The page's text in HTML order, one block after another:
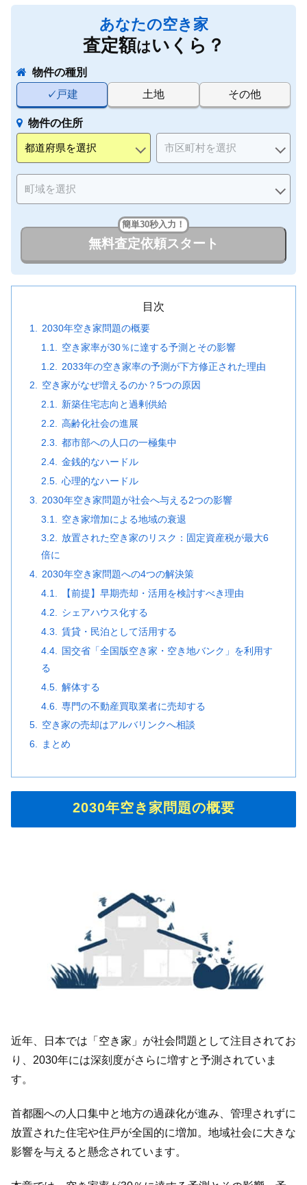
あなたの空き家
査定額はいくら？
物件の種別
戸建
土地 その他
物件の住所
簡単30秒入力！
無料査定依頼スタート
目次
2030年空き家問題の概要
空き家率が30％に達する予測とその影響
2033年の空き家率の予測が下方修正された理由
空き家がなぜ増えるのか？5つの原因
新築住宅志向と過剰供給
高齢化社会の進展
都市部への人口の一極集中
金銭的なハードル
心理的なハードル
2030年空き家問題が社会へ与える2つの影響
空き家増加による地域の衰退
放置された空き家のリスク：固定資産税が最大6
倍に
2030年空き家問題への4つの解決策
【前提】早期売却・活用を検討すべき理由
シェアハウス化する
賃貸・民泊として活用する
国交省「全国版空き家・空き地バンク」を利用す
る
解体する
専門の不動産買取業者に売却する
空き家の売却はアルバリンクへ相談
まとめ
2030年空き家問題の概要
近年、日本では「空き家」が社会問題として注目されてお
り、2030年には深刻度がさらに増すと予測されていま
す。
首都圏への人口集中と地方の過疎化が進み、管理されずに
放置された住宅や住戸が全国的に増加。地域社会に大きな
影響を与えると懸念されています。